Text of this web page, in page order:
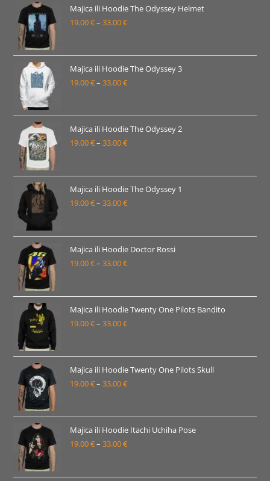
19.00 €
do
Majica ili Hoodie The Odyssey Helmet
19.00€– 33.00€Raspon
od
19.00 €
do
Majica ili Hoodie The Odyssey 3
19.00€– 33.00€Raspon
od
19.00 €
do
Majica ili Hoodie The Odyssey 2
19.00€– 33.00€Raspon
od
19.00 €
do
Majica ili Hoodie The Odyssey 1
19.00€– 33.00€Raspon
od
19.00 €
do
Majica ili Hoodie Doctor Rossi
19.00€– 33.00€Raspon
od
19.00 €
do
Majica ili Hoodie Twenty One Pilots Bandito
19.00€– 33.00€Raspon
od
19.00 €
do
Majica ili Hoodie Twenty One Pilots Skull
19.00€– 33.00€Raspon
od
19.00 €
do
Majica ili Hoodie Itachi Uchiha Pose
19.00€– 33.00€Raspon
od